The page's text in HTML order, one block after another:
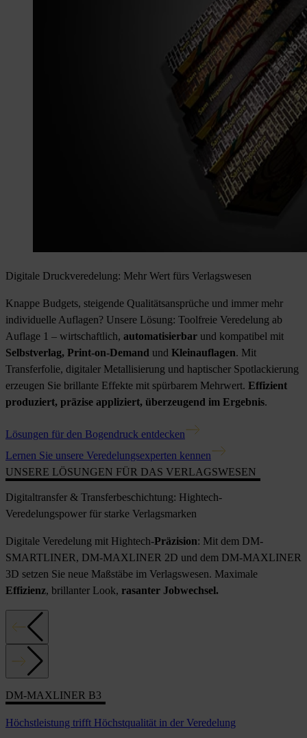
Digitale Druckveredelung: Mehr Wert fürs Verlagswesen
Knappe Budgets, steigende Qualitätsansprüche und immer mehr
individuelle Auflagen? Unsere Lösung: Toolfreie Veredelung ab
Auflage 1 – wirtschaftlich, automatisierbar und kompatibel mit
Selbstverlag, Print-on-Demand und Kleinauflagen. Mit
Transferfolie, digitaler Metallisierung und haptischer Spotlackierung
erzeugen Sie brillante Effekte mit spürbarem Mehrwert. Effizient
produziert, präzise appliziert, überzeugend im Ergebnis.
Lösungen für den Bogendruck entdecken
Lernen Sie unsere Veredelungsexperten kennen
UNSERE LÖSUNGEN FÜR DAS VERLAGSWESEN
Digitaltransfer & Transferbeschichtung: Hightech-
Veredelungspower für starke Verlagsmarken
Digitale Veredelung mit Hightech-Präzision: Mit dem DM-
SMARTLINER, DM-MAXLINER 2D und dem DM-MAXLINER
3D setzen Sie neue Maßstäbe im Verlagswesen. Maximale
Effizienz, brillanter Look, rasanter Jobwechsel.
DM-MAXLINER B3
Höchstleistung trifft Höchstqualität in der Veredelung